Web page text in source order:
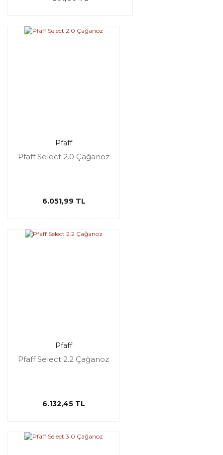
Pfaff
Pfaff Select 2.0 Çağanoz
6.051,99 TL
Pfaff
Pfaff Select 2.2 Çağanoz
6.132,45 TL